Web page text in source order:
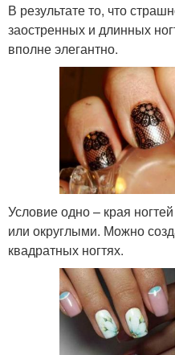
В результате то, что
заостренных и длинных
вполне элегантно.
Условие одно – края
или округлыми. Можно
квадратных ногтях.